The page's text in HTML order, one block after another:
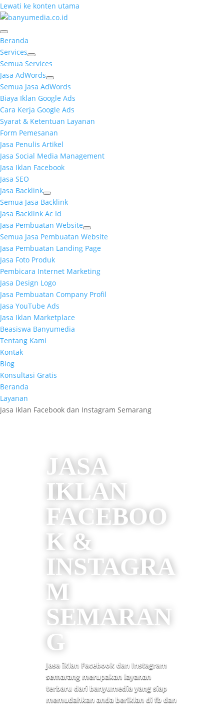
Lewati ke konten utama
Beranda
Services
Semua Services
Jasa AdWords
Semua Jasa AdWords
Biaya Iklan Google Ads
Cara Kerja Google Ads
Syarat & Ketentuan Layanan
Form Pemesanan
Jasa Penulis Artikel
Jasa Social Media Management
Jasa Iklan Facebook
Jasa SEO
Jasa Backlink
Semua Jasa Backlink
Jasa Backlink Ac Id
Jasa Pembuatan Website
Semua Jasa Pembuatan Website
Jasa Pembuatan Landing Page
Jasa Foto Produk
Pembicara Internet Marketing
Jasa Design Logo
Jasa Pembuatan Company Profil
Jasa YouTube Ads
Jasa Iklan Marketplace
Beasiswa Banyumedia
Tentang Kami
Kontak
Blog
Konsultasi Gratis
Beranda
Layanan
Jasa Iklan Facebook dan Instagram Semarang
JASA
IKLAN
FACEBOO
K &
INSTAGRA
M
SEMARAN
G
Jasa iklan Facebook dan Instagram
semarang merupakan layanan
terbaru dari banyumedia yang siap
memudahkan anda beriklan di fb dan